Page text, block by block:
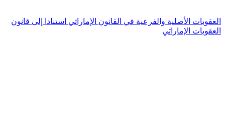
العقوبات الأصلية والفرعية في القانون الإماراتي استنادا إلى قانون
العقوبات الإماراتي